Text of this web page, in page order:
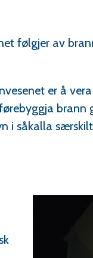
følgjer av
er å
i såkalla